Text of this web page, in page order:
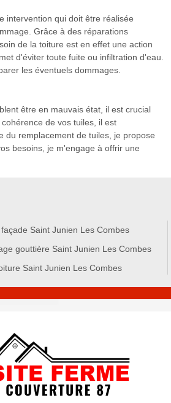
intervention qui doit être réalisée
Grâce à des réparations
de la toiture est en effet une action
d'éviter toute fuite ou infiltration d'eau.
les éventuels dommages.
être en mauvais état, il est crucial
de vos tuiles, il est
du remplacement de tuiles, je propose
besoins, je m'engage à offrir une
Saint Junien Les Combes
gouttière Saint Junien Les Combes
Saint Junien Les Combes